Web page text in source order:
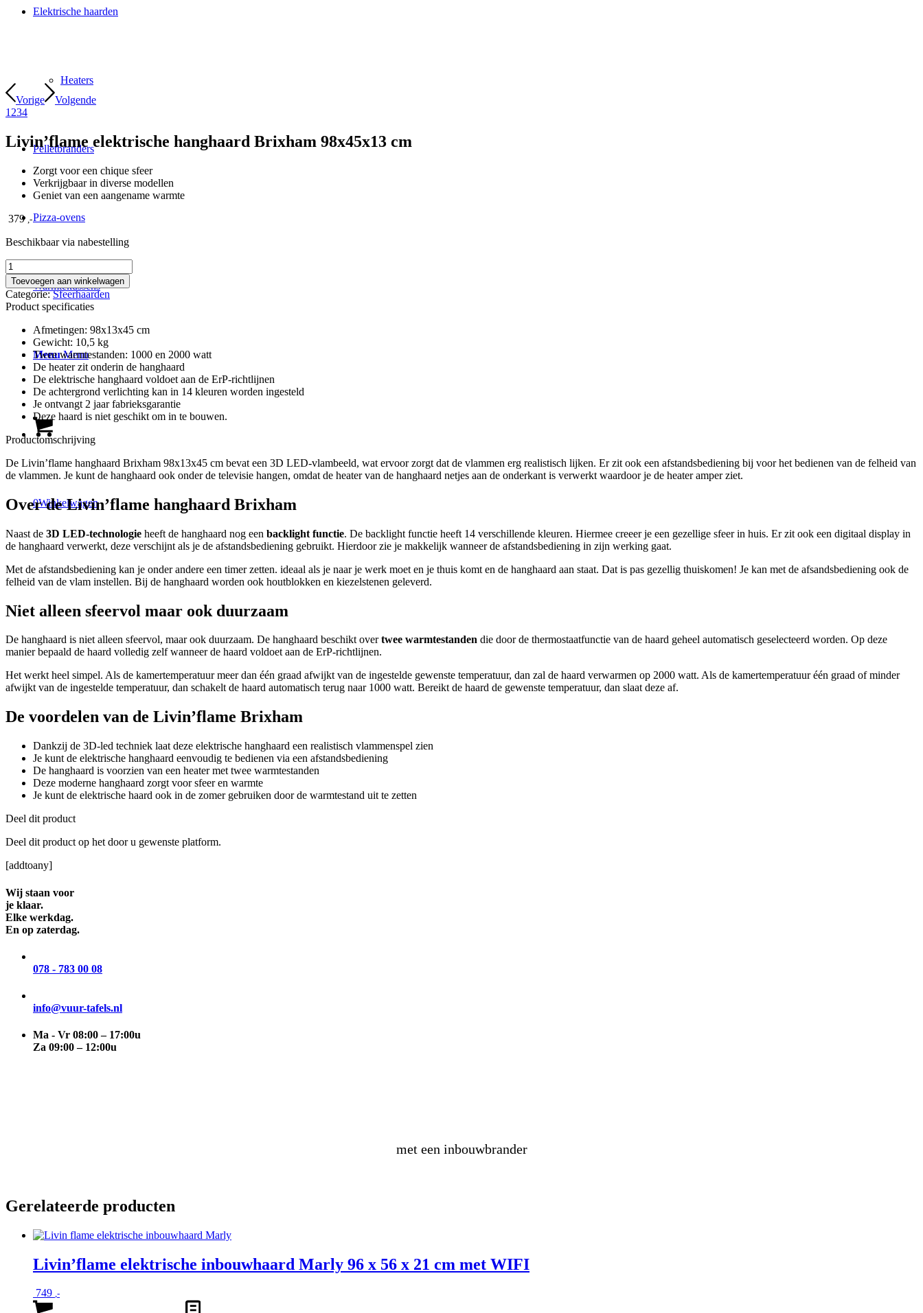
Elektrische haarden
Heaters
Pelletbranders
Pizza-ovens
Warmtekussens
Menu Menu
0Winkelwagen
Vorige
Volgende
1 234
Livin’flame elektrische hanghaard Brixham 98x45x13 cm
Zorgt voor een chique sfeer
Verkrijgbaar in diverse modellen
Geniet van een aangename warmte
379 ,-
Beschikbaar via nabestelling
Livin’flame
elektrische
hanghaard
Brixham
98x45x13
aantal
Toevoegen aan winkelwagen
Categorie:Sfeerhaarden
Product specificaties
Afmetingen: 98x13x45 cm
Gewicht: 10,5 kg
Twee warmtestanden: 1000 en 2000 watt
De heater zit onderin de hanghaard
De elektrische hanghaard voldoet aan de ErP-richtlijnen
De achtergrond verlichting kan in 14 kleuren worden ingesteld
Je ontvangt 2 jaar fabrieksgarantie
Deze haard is niet geschikt om in te bouwen.
Productomschrijving
De Livin’flame hanghaard Brixham 98x13x45 cm bevat een 3D LED-vlambeeld, wat ervoor zorgt dat de vlammen erg realistisch lijken. Er zit ook een afstandsbediening bij voor het bedienen van de felheid van
de vlammen. Je kunt de hanghaard ook onder de televisie hangen, omdat de heater van de hanghaard netjes aan de onderkant is verwerkt waardoor je de heater amper ziet.
Over de Livin’flame hanghaard Brixham
Naast de 3D LED-technologie heeft de hanghaard nog een backlight functie. De backlight functie heeft 14 verschillende kleuren. Hiermee creeer je een gezellige sfeer in huis. Er zit ook een digitaal display in
de hanghaard verwerkt, deze verschijnt als je de afstandsbediening gebruikt. Hierdoor zie je makkelijk wanneer de afstandsbediening in zijn werking gaat.
Met de afstandsbediening kan je onder andere een timer zetten. ideaal als je naar je werk moet en je thuis komt en de hanghaard aan staat. Dat is pas gezellig thuiskomen! Je kan met de afsandsbediening ook de
felheid van de vlam instellen. Bij de hanghaard worden ook houtblokken en kiezelstenen geleverd.
Niet alleen sfeervol maar ook duurzaam
De hanghaard is niet alleen sfeervol, maar ook duurzaam. De hanghaard beschikt overtwee warmtestanden die door de thermostaatfunctie van de haard geheel automatisch geselecteerd worden. Op deze
manier bepaald de haard volledig zelf wanneer de haard voldoet aan de ErP-richtlijnen.
Het werkt heel simpel. Als de kamertemperatuur meer dan één graad afwijkt van de ingestelde gewenste temperatuur, dan zal de haard verwarmen op 2000 watt. Als de kamertemperatuur één graad of minder
afwijkt van de ingestelde temperatuur, dan schakelt de haard automatisch terug naar 1000 watt. Bereikt de haard de gewenste temperatuur, dan slaat deze af.
De voordelen van de Livin’flame Brixham
Dankzij de 3D-led techniek laat deze elektrische hanghaard een realistisch vlammenspel zien
Je kunt de elektrische hanghaard eenvoudig te bedienen via een afstandsbediening
De hanghaard is voorzien van een heater met twee warmtestanden
Deze moderne hanghaard zorgt voor sfeer en warmte
Je kunt de elektrische haard ook in de zomer gebruiken door de warmtestand uit te zetten
Deel dit product
Deel dit product op het door u gewenste platform.
[addtoany]
Wij staan voor
je klaar.
Elke werkdag.
En op zaterdag.
078 - 783 00 08
info@vuur-tafels.nl
Ma - Vr 08:00 – 17:00u
Za 09:00 – 12:00u
met een inbouwbrander
Gerelateerde producten
Livin’flame elektrische inbouwhaard Marly 96 x 56 x 21 cm met WIFI
749 ,-